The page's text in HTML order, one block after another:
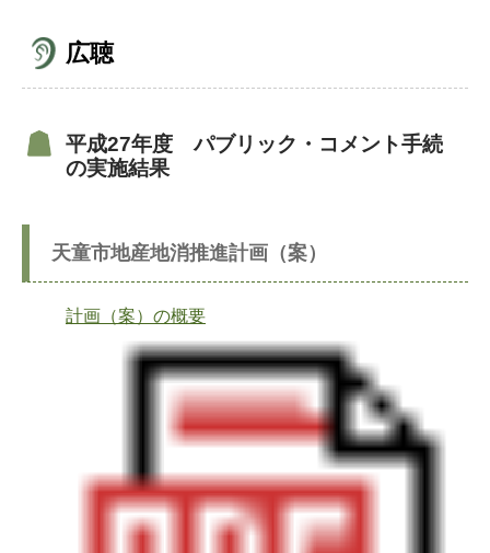
広聴
平成27年度 パブリック・コメント手続
の実施結果
天童市地産地消推進計画（案）
計画（案）の概要